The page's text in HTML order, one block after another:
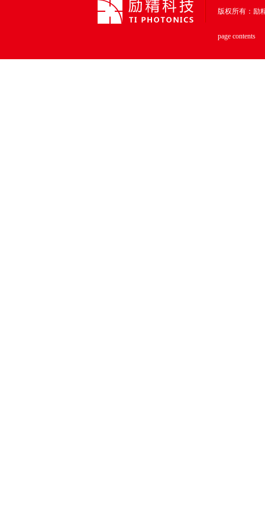
版权所有：励
page contents